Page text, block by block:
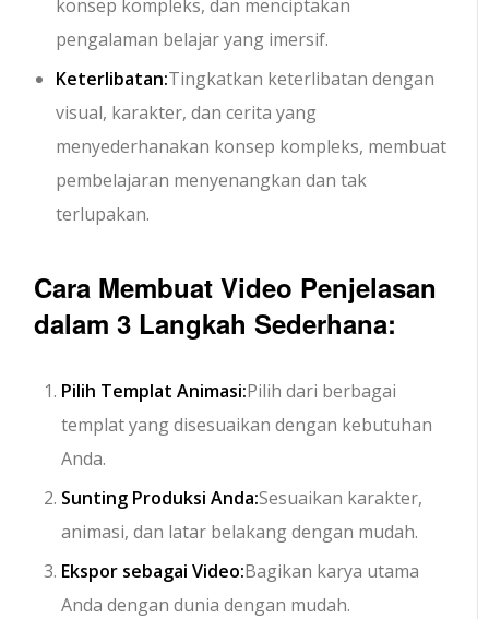
konsep kompleks, dan menciptakan
pengalaman belajar yang imersif.
Keterlibatan:Tingkatkan keterlibatan dengan
visual, karakter, dan cerita yang
menyederhanakan konsep kompleks, membuat
pembelajaran menyenangkan dan tak
terlupakan.
Cara Membuat Video Penjelasan
dalam 3 Langkah Sederhana:
Pilih Templat Animasi:Pilih dari berbagai
templat yang disesuaikan dengan kebutuhan
Anda.
Sunting Produksi Anda:Sesuaikan karakter,
animasi, dan latar belakang dengan mudah.
Ekspor sebagai Video:Bagikan karya utama
Anda dengan dunia dengan mudah.